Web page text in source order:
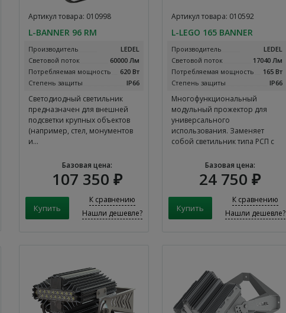
Артикул товара: 010998
L-BANNER 96 RM
Производитель
LEDEL
Световой поток
60000 Лм
Потребляемая мощность
620 Вт
Степень защиты
IP66
Светодиодный светильник
предназначен для внешней
подсветки крупных объектов
(например, стел, монументов
и…
Базовая цена:
107 350 ₽
К сравнению
Нашли дешевле?
Артикул товара: 010592
L-LEGO 165 BANNER
Производитель
LEDEL
Световой поток
17040 Лм
Потребляемая мощность
165 Вт
Степень защиты
IP66
Многофункциональный
модульный прожектор для
универсального
использования. Заменяет
собой светильник типа РСП с
Базовая цена:
24 750 ₽
К сравнению
Нашли дешевле?